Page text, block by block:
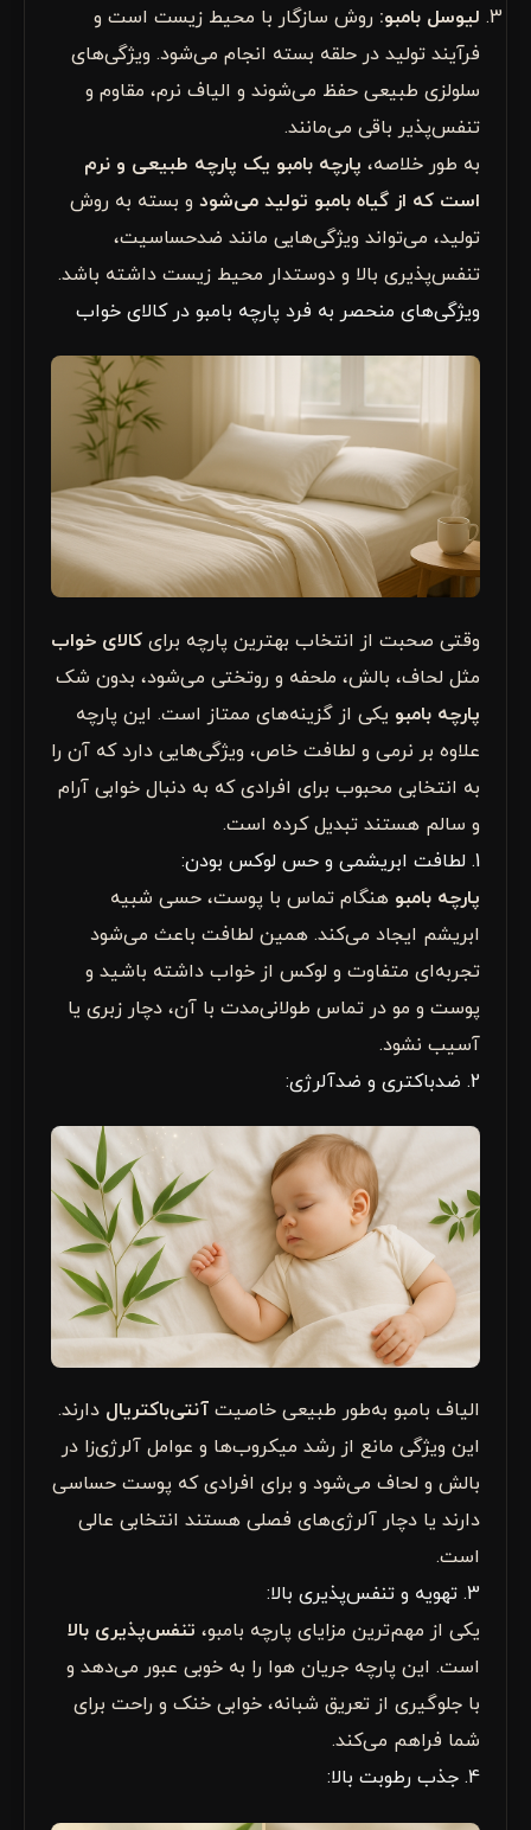
لیوسل بامبو: روش سازگار با محیط زیست است و
فرآیند تولید در حلقه بسته انجام می‌شود. ویژگی‌های
سلولزی طبیعی حفظ می‌شوند و الیاف نرم، مقاوم و
تنفس‌پذیر باقی می‌مانند.
به طور خلاصه، پارچه بامبو یک پارچه طبیعی و نرم
است که از گیاه بامبو تولید می‌شودو بسته به روش
تولید، می‌تواند ویژگی‌هایی مانند ضدحساسیت،
تنفس‌پذیری بالا و دوستدار محیط زیست داشته باشد.
ویژگی‌های منحصر به فرد پارچه بامبو در کالای خواب
وقتی صحبت از انتخاب بهترین پارچه برای کالای خواب
مثل لحاف، بالش، ملحفه و روتختی می‌شود، بدون شک
پارچه بامبو یکی از گزینه‌های ممتاز است. این پارچه
علاوه بر نرمی و لطافت خاص، ویژگی‌هایی دارد که آن را
به انتخابی محبوب برای افرادی که به دنبال خوابی آرام
و سالم هستند تبدیل کرده است.
1. لطافت ابریشمی و حس لوکس بودن:
پارچه بامبو هنگام تماس با پوست، حسی شبیه
ابریشم ایجاد می‌کند. همین لطافت باعث می‌شود
تجربه‌ای متفاوت و لوکس از خواب داشته باشید و
پوست و مو در تماس طولانی‌مدت با آن، دچار زبری یا
آسیب نشود.
2. ضدباکتری و ضدآلرژی:
الیاف بامبو به‌طور طبیعی خاصیت آنتی‌باکتریال دارند.
این ویژگی مانع از رشد میکروب‌ها و عوامل آلرژی‌زا در
بالش و لحاف می‌شود و برای افرادی که پوست حساسی
دارند یا دچار آلرژی‌های فصلی هستند انتخابی عالی
است.
3. تهویه و تنفس‌پذیری بالا:
یکی از مهم‌ترین مزایای پارچه بامبو، تنفس‌پذیری بالا
است. این پارچه جریان هوا را به خوبی عبور می‌دهد و
با جلوگیری از تعریق شبانه، خوابی خنک و راحت برای
شما فراهم می‌کند.
4. جذب رطوبت بالا: